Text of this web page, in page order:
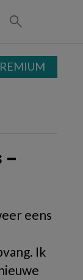
–
eens
Ik